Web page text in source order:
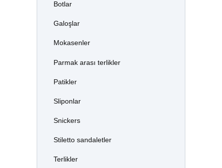
Botlar
Galoşlar
Mokasenler
Parmak arası terlikler
Patikler
Sliponlar
Snickers
Stiletto sandaletler
Terlikler